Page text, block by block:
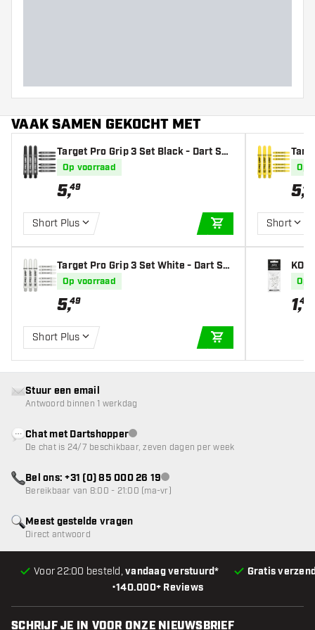
VAAK SAMEN GEKOCHT MET
Target Pro Grip 3 Set Black - Dart Sha
fts
Op voorraad
5,49
Short Plus
IN WINKELWAGEN
Target Pro Grip 3 Set White - Dart Sh
afts
Op voorraad
5,49
Short Plus
afts
Op
5,49
Short
Op
1,45
•140.000+ Reviews
Voor 22:00 besteld,vandaag verstuurd* Gratis
Meest gestelde vragen
Direct antwoord
Stuur een email
Antwoord binnen 1 werkdag
Chat met Dartshopperklantenservice niet beschikbaar
De chat is 24/7 beschikbaar, zeven dagen per week
Bel ons: +31 (0) 85 000 26 19klantenservice niet beschikbaar
Bereikbaar van 8:00 - 21:00 (ma-vr)
SCHRIJF JE IN VOOR ONZE NIEUWSBRIEF